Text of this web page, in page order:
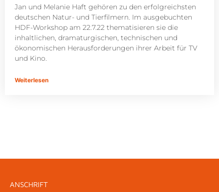
Jan und Melanie Haft gehören zu den erfolgreichsten
deutschen Natur- und Tierfilmern. Im ausgebuchten
HDF-Workshop am 22.7.22 thematisieren sie die
inhaltlichen, dramaturgischen, technischen und
ökonomischen Herausforderungen ihrer Arbeit für TV
und Kino.
Weiterlesen
ANSCHRIFT